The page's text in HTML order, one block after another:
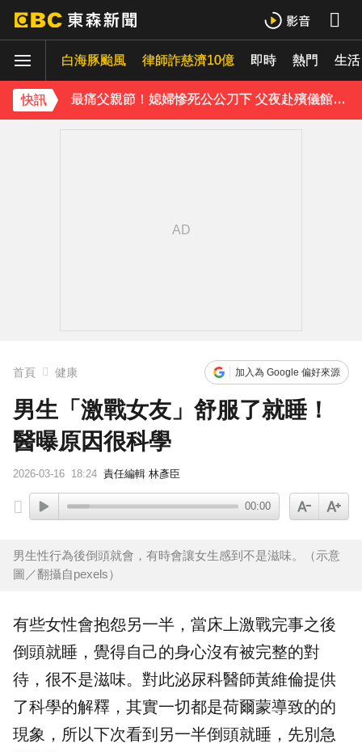
白海豚颱風 律師詐慈濟10億 即時 熱門 生活
快訊
強風吹襲！宜蘭郵局外牆磁磚「一日掉兩次」
美參院通過對俄制裁案 川普可課俄商品最高500%關稅
最痛父親節！媳婦慘死公公刀下 父夜赴殯儀館聊天
首頁 健康 加入為 Google 偏好來源
男生「激戰女友」舒服了就睡！
醫曝原因很科學
2026-03-16 18:24 責任編輯 林彥臣
00:00
男生性行為後倒頭就會，有時會讓女生感到不是滋味。（示意
圖／翻攝自pexels）
有些女性會抱怨另一半，當床上激戰完事之後
倒頭就睡，覺得自己的身心沒有被完整的對
待，很不是滋味。對此泌尿科醫師黃維倫提供
了科學的解釋，其實一切都是荷爾蒙導致的的
現象，所以下次看到另一半倒頭就睡，先別急